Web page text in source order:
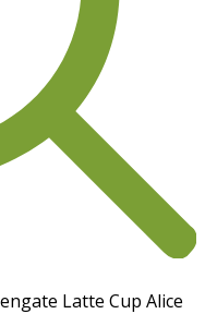
Latte Cup Alice